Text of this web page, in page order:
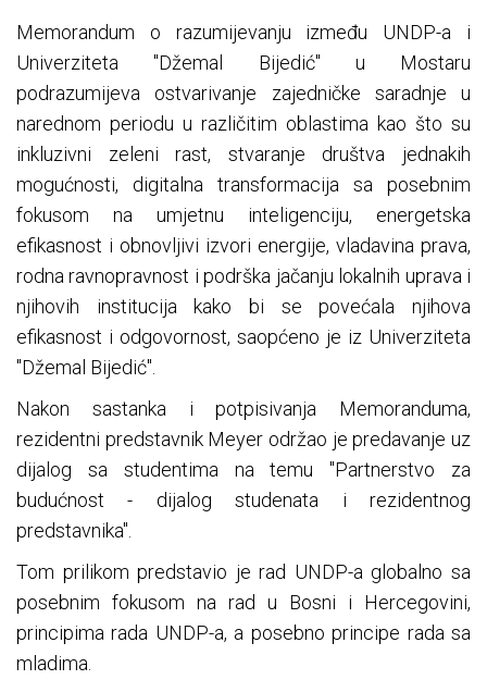
Memorandum o razumijevanju između UNDP-a i
Univerziteta "Džemal Bijedić" u Mostaru
podrazumijeva ostvarivanje zajedničke saradnje u
narednom periodu u različitim oblastima kao što su
inkluzivni zeleni rast, stvaranje društva jednakih
mogućnosti, digitalna transformacija sa posebnim
fokusom na umjetnu inteligenciju, energetska
efikasnost i obnovljivi izvori energije, vladavina prava,
rodna ravnopravnost i podrška jačanju lokalnih uprava i
njihovih institucija kako bi se povećala njihova
efikasnost i odgovornost, saopćeno je iz Univerziteta
"Džemal Bijedić".
Nakon sastanka i potpisivanja Memoranduma,
rezidentni predstavnik Meyer održao je predavanje uz
dijalog sa studentima na temu "Partnerstvo za
budućnost - dijalog studenata i rezidentnog
predstavnika".
Tom prilikom predstavio je rad UNDP-a globalno sa
posebnim fokusom na rad u Bosni i Hercegovini,
principima rada UNDP-a, a posebno principe rada sa
mladima.